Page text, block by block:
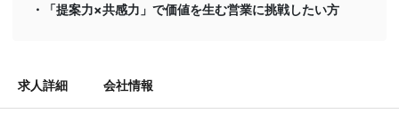
・「提案力×共感力」で価値を生む営業に挑戦したい方
求人詳細 会社情報